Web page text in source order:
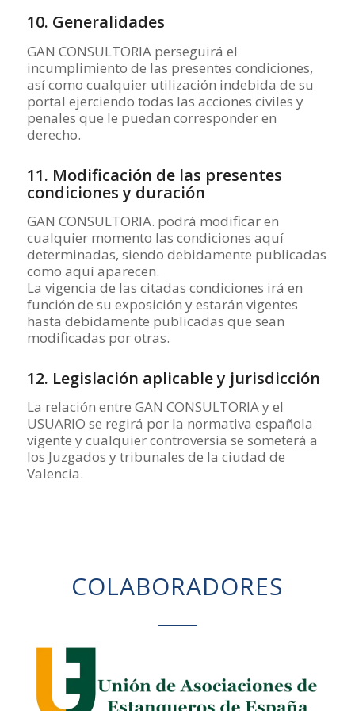
10. Generalidades
GAN CONSULTORIA perseguirá el
incumplimiento de las presentes condiciones,
así como cualquier utilización indebida de su
portal ejerciendo todas las acciones civiles y
penales que le puedan corresponder en
derecho.
11. Modificación de las presentes
condiciones y duración
GAN CONSULTORIA. podrá modificar en
cualquier momento las condiciones aquí
determinadas, siendo debidamente publicadas
como aquí aparecen.
La vigencia de las citadas condiciones irá en
función de su exposición y estarán vigentes
hasta debidamente publicadas que sean
modificadas por otras.
12. Legislación aplicable y jurisdicción
La relación entre GAN CONSULTORIA y el
USUARIO se regirá por la normativa española
vigente y cualquier controversia se someterá a
los Juzgados y tribunales de la ciudad de
Valencia.
COLABORADORES